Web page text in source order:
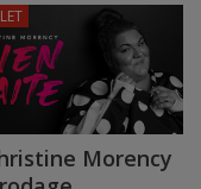
Morency